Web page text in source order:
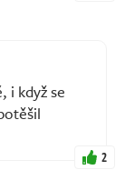
i když se
2